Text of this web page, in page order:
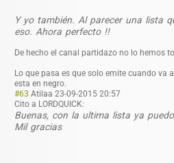
Y yo también. Al parecer una lista
eso. Ahora perfecto !!
De hecho el canal partidazo no lo hemos
Lo que pasa es que solo emite cuando va
esta en negro.
#63 Atilaa 23-09-2015 20:57
Cito a LORDQUICK:
Buenas, con la ultima lista ya
Mil gracias